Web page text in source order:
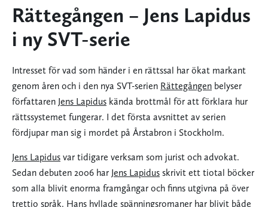
Rättegången – Jens Lapidus
i ny SVT-serie
Intresset för vad som händer i en rättssal har ökat markant
genom åren och i den nya SVT-serien Rättegången belyser
författaren Jens Lapidus kända brottmål för att förklara hur
rättssystemet fungerar. I det första avsnittet av serien
fördjupar man sig i mordet på Årstabron i Stockholm.
Jens Lapidus var tidigare verksam som jurist och advokat.
Sedan debuten 2006 har Jens Lapidus skrivit ett tiotal böcker
som alla blivit enorma framgångar och finns utgivna på över
trettio språk. Hans hyllade spänningsromaner har blivit både